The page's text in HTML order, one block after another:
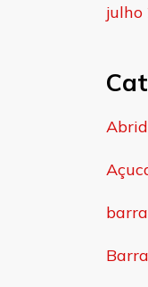
julho